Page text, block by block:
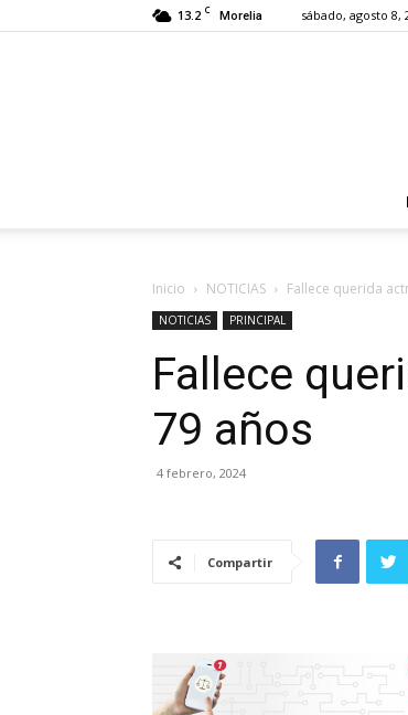
13.2 C Morelia sábado, agosto 8,
Inicio NOTICIAS Fallece querida
NOTICIAS PRINCIPAL
Fallece
79 años
4 febrero, 2024
Compartir